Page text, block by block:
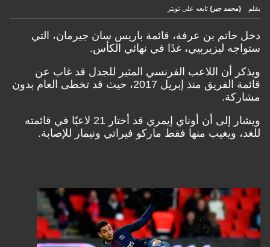
بقلم {محمد جبر} تابعه على تويتر
دخل حاتم بن عرفة، قائمة باريس سان جيرمان، التي
ستواجه ليزيربيي، غدًا في نهائي الكأس.
ويذكر أن اللاعب الفرنسي المثير للجدل قد غاب عن
قائمة الفريق منذ إبريل 2017، حيث قد تخطى العام بدون
مشاركة.
ويشار إلى أن أوناي إيمري قد أختار 21 لاعبًا في قائمته
للغد، ويغيب منها فقط ماركو فيراتي ونيمار للإصابة.